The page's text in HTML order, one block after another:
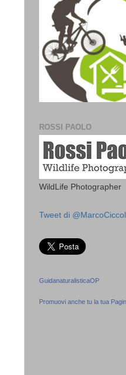
ROSSI PAOLO
WildLife Photographer
Tweet di
GuidanaturalisticaOP
Promuovi anche tu la tua